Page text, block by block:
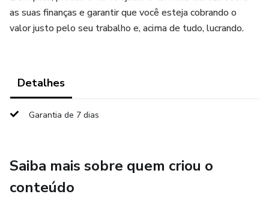
as suas finanças e garantir que você esteja cobrando o
valor justo pelo seu trabalho e, acima de tudo, lucrando.
Detalhes
Garantia de 7 dias
Saiba mais sobre quem criou o
conteúdo